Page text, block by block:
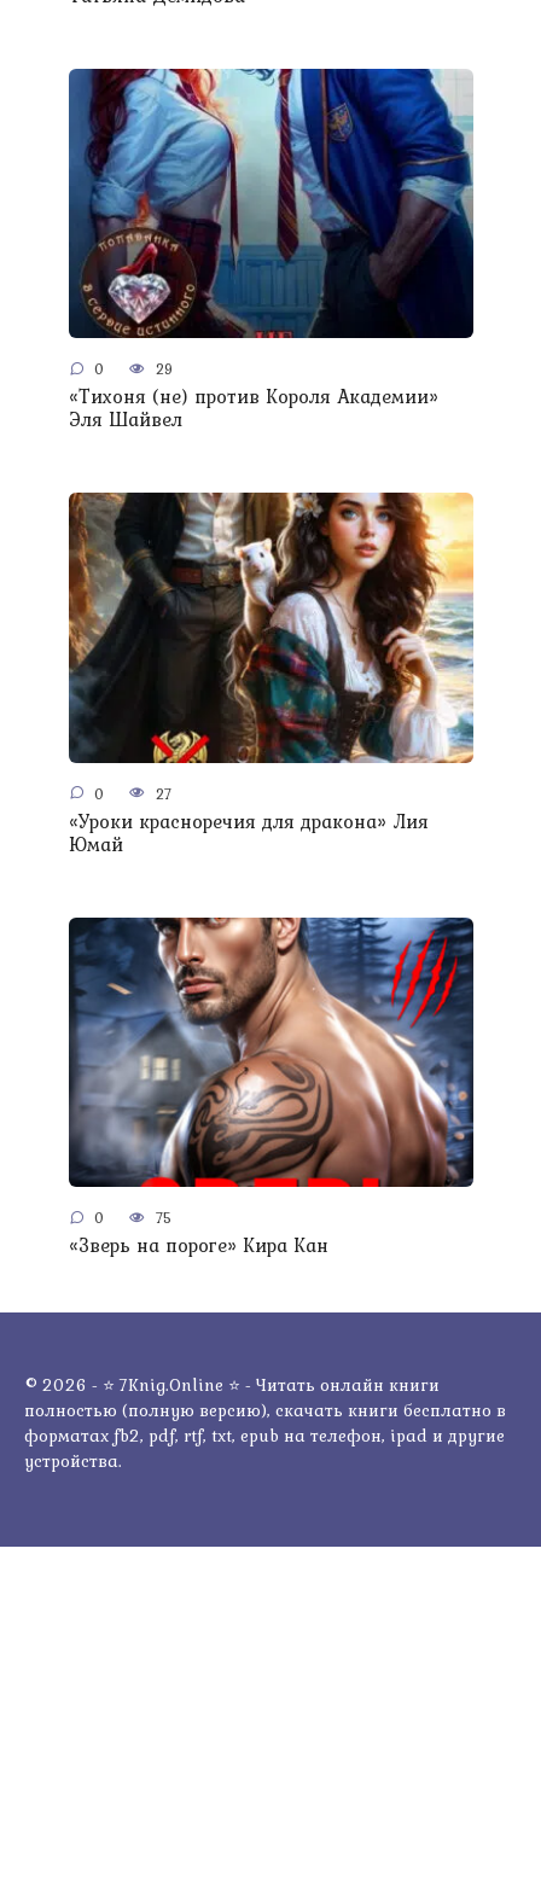
0 29
«Тихоня (не) против Короля Академии»
Эля Шайвел
0 27
«Уроки красноречия для дракона» Лия
Юмай
0 75
«Зверь на пороге» Кира Кан
© 2026 - ⭐ 7Knig.Online ⭐ - Читать онлайн книги
полностью (полную версию), скачать книги бесплатно в
форматах fb2, pdf, rtf, txt, epub на телефон, ipad и другие
устройства.